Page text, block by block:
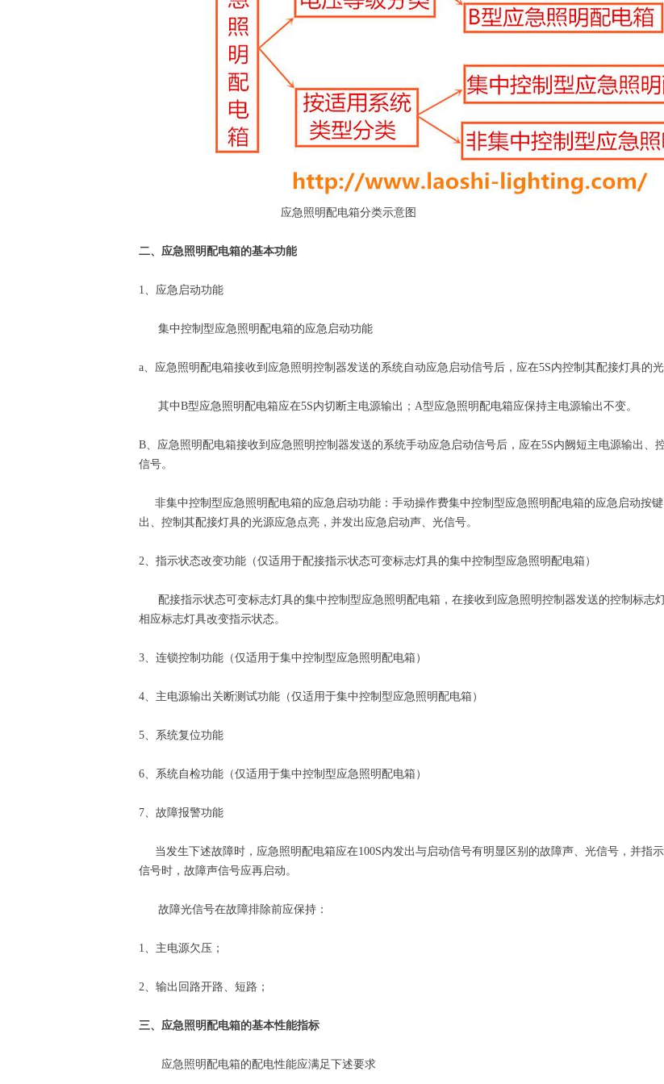
应急照明配电箱分类示意图
二、应急照明配电箱的基本功能
1、应急启动功能
集中控制型应急照明配电箱的应急启动功能
a、应急照明配电箱接收到应急照明控制器发送的系统自动应急启动信号后，应在5S内控制其配接灯具的
其中B型应急照明配电箱应在5S内切断主电源输出；A型应急照明配电箱应保持主电源输出不变。
B、应急照明配电箱接收到应急照明控制器发送的系统手动应急启动信号后，应在5S内阙短主电源输出
信号。
非集中控制型应急照明配电箱的应急启动功能：手动操作费集中控制型应急照明配电箱的应急启动按
出、控制其配接灯具的光源应急点亮，并发出应急启动声、光信号。
2、指示状态改变功能（仅适用于配接指示状态可变标志灯具的集中控制型应急照明配电箱）
配接指示状态可变标志灯具的集中控制型应急照明配电箱，在接收到应急照明控制器发送的控制标志
相应标志灯具改变指示状态。
3、连锁控制功能（仅适用于集中控制型应急照明配电箱）
4、主电源输出关断测试功能（仅适用于集中控制型应急照明配电箱）
5、系统复位功能
6、系统自检功能（仅适用于集中控制型应急照明配电箱）
7、故障报警功能
当发生下述故障时，应急照明配电箱应在100S内发出与启动信号有明显区别的故障声、光信号，并指
信号时，故障声信号应再启动。
故障光信号在故障排除前应保持：
1、主电源欠压；
2、输出回路开路、短路；
三、应急照明配电箱的基本性能指标
应急照明配电箱的配电性能应满足下述要求